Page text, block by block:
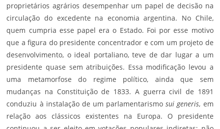
proprietários agrários desempenhar um papel de decisão na
circulação do excedente na economia argentina. No Chile,
quem cumpria esse papel era o Estado. Foi por esse motivo
que a figura do presidente concentrador e com um projeto de
desenvolvimento, o ideal portaliano, teve de dar lugar a um
presidente quase sem atribuições. Essa modificação levou a
uma metamorfose do regime político, ainda que sem
mudanças na Constituição de 1833. A guerra civil de 1891
conduziu à instalação de um parlamentarismosui generis, em
relação aos clássicos existentes na Europa. O presidente